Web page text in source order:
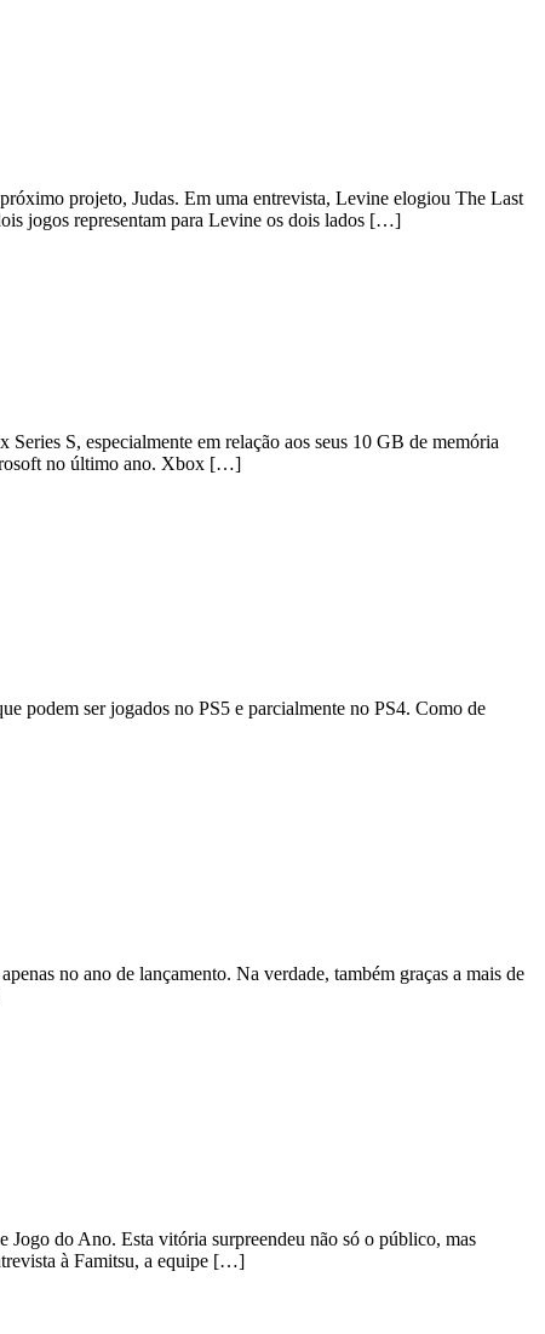
projeto, Judas. Em uma entrevista, Levine elogiou The Last
jogos representam para Levine os dois lados […]
S, especialmente em relação aos seus 10 GB de memória
no último ano. Xbox […]
podem ser jogados no PS5 e parcialmente no PS4. Como de
no ano de lançamento. Na verdade, também graças a mais de
do Ano. Esta vitória surpreendeu não só o público, mas
à Famitsu, a equipe […]